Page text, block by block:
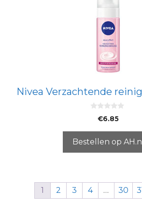
Nivea Verzachtende
5
€6.85
Bestellen op AH.nl
1 2 3 4 … 30